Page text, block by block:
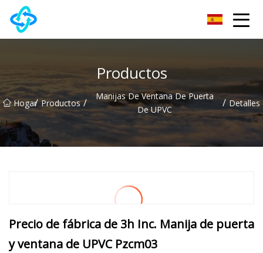
Grupo Co., Ltd de la cerradura de puerta de Chongqing UPVC
Productos
Hogar/ Productos /
Manijas De Ventana De Puerta
De UPVC
/ Detalles
Precio de fábrica de 3h Inc. Manija de puerta
y ventana de UPVC Pzcm03